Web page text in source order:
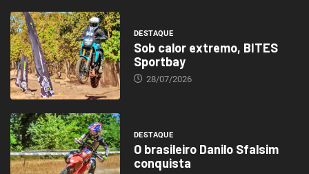
DESTAQUE
Sob calor extremo, BITES
Sportbay
28/07/2026
DESTAQUE
O brasileiro Danilo Sfalsim
conquista